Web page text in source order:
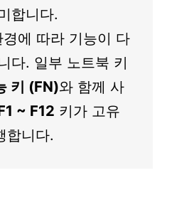
합니다.
에 따라 기능이 다
다. 일부 노트북 키
키 (FN)와 함께 사
~ F12 키가 고유
합니다.